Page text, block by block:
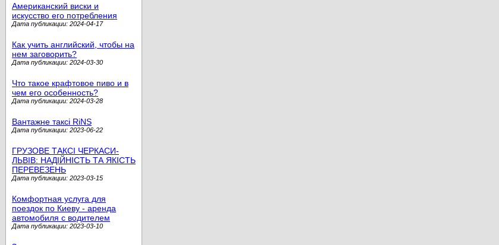
Американский виски и
искусство его потребления
Дата публикации: 2024-04-17
Как учить английский, чтобы на
нем заговорить?
Дата публикации: 2024-03-30
Что такое крафтовое пиво и в
чем его особенность?
Дата публикации: 2024-03-28
Вантажне таксі RiNS
Дата публикации: 2023-06-22
ГРУЗОВЕ ТАКСІ ЧЕРКАСИ-
ЛЬВІВ: НАДІЙНІСТЬ ТА ЯКІСТЬ
ПЕРЕВЕЗЕНЬ
Дата публикации: 2023-03-15
Комфортная услуга для
поездок по Киеву - аренда
автомобиля с водителем
Дата публикации: 2023-03-10